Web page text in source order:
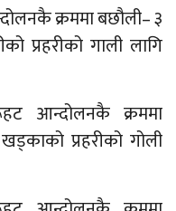
क्रममा बछौली– ३
प्रहरीको गाली लागि
आन्दोलनकै क्रममा
प्रहरीको गोली